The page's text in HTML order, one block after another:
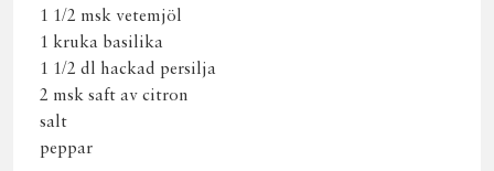
1 1/2 msk vetemjöl
1 kruka basilika
1 1/2 dl hackad persilja
2 msk saft av citron
salt
peppar